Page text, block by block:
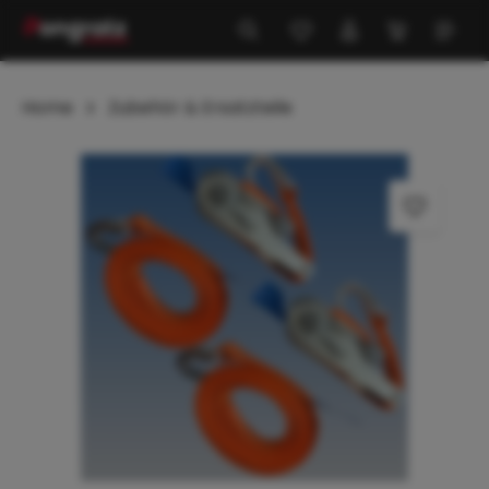
springen
Home Zubehör & Ersatzteile
Bildergalerie überspringen